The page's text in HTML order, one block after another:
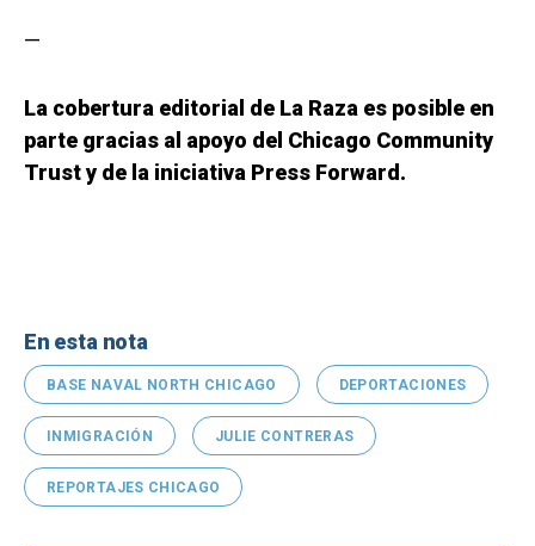
—
La cobertura editorial de La Raza es posible en
parte gracias al apoyo del Chicago Community
Trust y de la iniciativa Press Forward.
En esta nota
BASE NAVAL NORTH CHICAGO DEPORTACIONES
INMIGRACIÓN JULIE CONTRERAS
REPORTAJES CHICAGO